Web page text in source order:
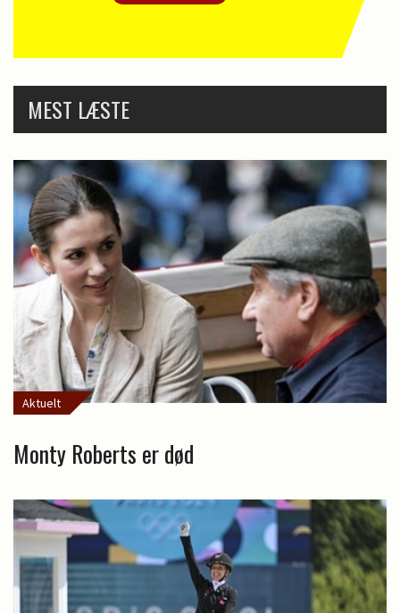
MEST LÆSTE
Aktuelt
Monty Roberts er død